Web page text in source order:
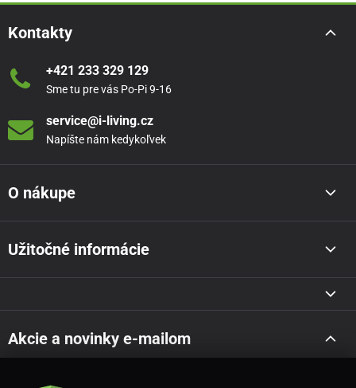
Kontakty
+421 233 329 129
Sme tu pre vás Po-Pi 9-16
service@i-living.cz
Napíšte nám kedykoľvek
O nákupe
Užitočné informácie
Akcie a novinky e-mailom